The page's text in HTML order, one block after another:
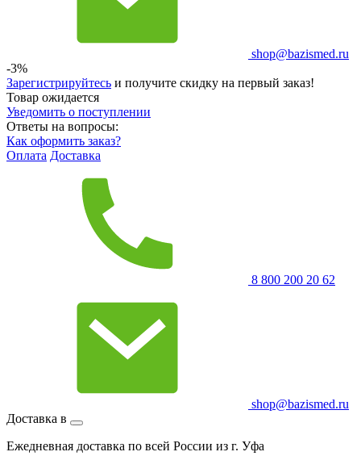
shop@bazismed.ru
-3%
Зарегистрируйтесь и получите скидку на первый заказ!
Товар ожидается
Уведомить о поступлении
Ответы на вопросы:
Как оформить заказ?
Оплата Доставка
8 800 200 20 62
shop@bazismed.ru
Доставка в
Ежедневная доставка по всей России из г. Уфа